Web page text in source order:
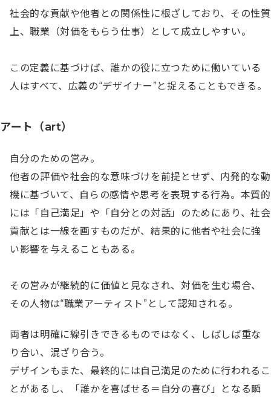
社会的な貢献や他者との関係性に根ざしており、その性質
上、職業（対価をもらう仕事）として成立しやすい。
この定義に基づけば、誰かの役に立つために働いている
人はすべて、広義の“デザイナー”と捉えることもできる。
アート（art）
自分のための営み。
他者の評価や社会的な意味づけを前提とせず、内発的な動
機に基づいて、自らの感情や思考を表現する行為。本質的
には「自己満足」や「自分との対話」のためにあり、社会
貢献とは一線を画すものだが、結果的に他者や社会に強
い影響を与えることもある。
その営みが継続的に価値と見なされ、対価を生む場合、
その人物は“職業アーティスト”として認知される。
両者は明確に線引きできるものではなく、しばしば重な
り合い、混ざり合う。
デザインもまた、最終的には自己満足のために行われるこ
とがあるし、「誰かを喜ばせる＝自分の喜び」となる瞬